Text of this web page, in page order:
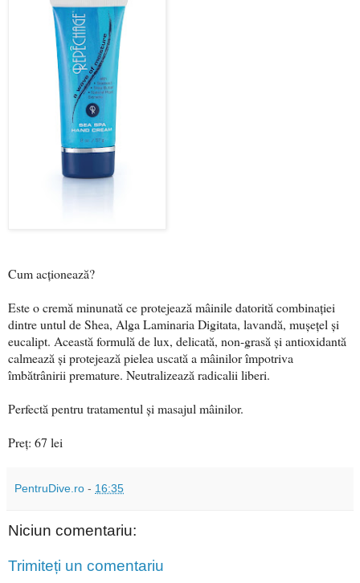
Cum acționează?
Este o cremă minunată ce protejează mâinile datorită combinaţiei
dintre untul de Shea, Alga Laminaria Digitata, lavandă, muşeţel şi
eucalipt. Această formulă de lux, delicată, non-grasă şi antioxidantă
calmează şi protejează pielea uscată a mâinilor împotriva
îmbătrânirii premature. Neutralizează radicalii liberi.
Perfectă pentru tratamentul şi masajul mâinilor.
Preț: 67 lei
PentruDive.ro - 16:35
Niciun comentariu:
Trimiteți un comentariu